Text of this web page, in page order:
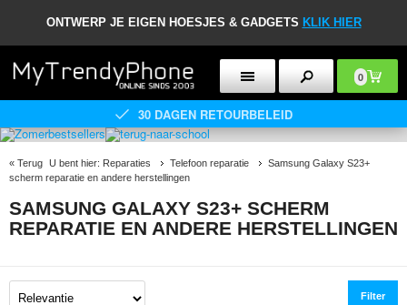
ONTWERP JE EIGEN HOESJES & GADGETS KLIK HIER
0
30 DAGEN RETOURBELEID
« Terug U bent hier: Reparaties Telefoon reparatie
Samsung Galaxy S23+
scherm reparatie en andere herstellingen
SAMSUNG GALAXY S23+ SCHERM
REPARATIE EN ANDERE HERSTELLINGEN
Filter